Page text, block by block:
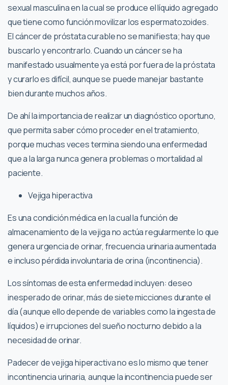
sexual masculina en la cual se produce el líquido agregado
que tiene como función movilizar los espermatozoides.
El cáncer de próstata curable no se manifiesta; hay que
buscarlo y encontrarlo. Cuando un cáncer se ha
manifestado usualmente ya está por fuera de la próstata
y curarlo es difícil, aunque se puede manejar bastante
bien durante muchos años.
De ahí la importancia de realizar un diagnóstico oportuno,
que permita saber cómo proceder en el tratamiento,
porque muchas veces termina siendo una enfermedad
que a la larga nunca genera problemas o mortalidad al
paciente.
Vejiga hiperactiva
Es una condición médica en la cual la función de
almacenamiento de la vejiga no actúa regularmente lo que
genera urgencia de orinar, frecuencia urinaria aumentada
e incluso pérdida involuntaria de orina (incontinencia).
Los síntomas de esta enfermedad incluyen: deseo
inesperado de orinar, más de siete micciones durante el
día (aunque ello depende de variables como la ingesta de
líquidos) e irrupciones del sueño nocturno debido a la
necesidad de orinar.
Padecer de vejiga hiperactiva no es lo mismo que tener
incontinencia urinaria, aunque la incontinencia puede ser